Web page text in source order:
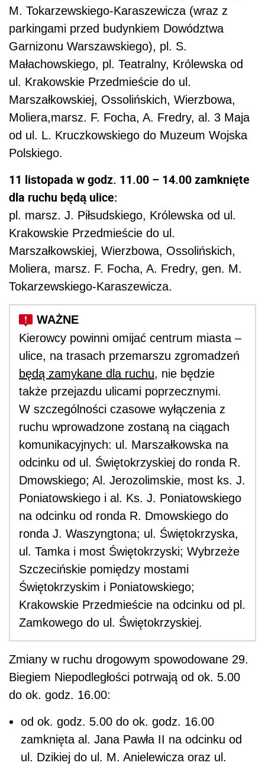
M. Tokarzewskiego-Karaszewicza (wraz z
parkingami przed budynkiem Dowództwa
Garnizonu Warszawskiego), pl. S.
Małachowskiego, pl. Teatralny, Królewska od
ul. Krakowskie Przedmieście do ul.
Marszałkowskiej, Ossolińskich, Wierzbowa,
Moliera,marsz. F. Focha, A. Fredry, al. 3 Maja
od ul. L. Kruczkowskiego do Muzeum Wojska
Polskiego.
11 listopada w godz. 11.00 – 14.00 zamknięte
dla ruchu będą ulice:
pl. marsz. J. Piłsudskiego, Królewska od ul.
Krakowskie Przedmieście do ul.
Marszałkowskiej, Wierzbowa, Ossolińskich,
Moliera, marsz. F. Focha, A. Fredry, gen. M.
Tokarzewskiego-Karaszewicza.
Kierowcy powinni omijać centrum miasta –
ulice, na trasach przemarszu zgromadzeń
będą zamykane dla ruchu, nie będzie
także przejazdu ulicami poprzecznymi.
W szczególności czasowe wyłączenia z
ruchu wprowadzone zostaną na ciągach
komunikacyjnych: ul. Marszałkowska na
odcinku od ul. Świętokrzyskiej do ronda R.
Dmowskiego; Al. Jerozolimskie, most ks. J.
Poniatowskiego i al. Ks. J. Poniatowskiego
na odcinku od ronda R. Dmowskiego do
ronda J. Waszyngtona; ul. Świętokrzyska,
ul. Tamka i most Świętokrzyski; Wybrzeże
Szczecińskie pomiędzy mostami
Świętokrzyskim i Poniatowskiego;
Krakowskie Przedmieście na odcinku od pl.
Zamkowego do ul. Świętokrzyskiej.
Zmiany w ruchu drogowym spowodowane 29.
Biegiem Niepodległości potrwają od ok. 5.00
do ok. godz. 16.00:
od ok. godz. 5.00 do ok. godz. 16.00
zamknięta al. Jana Pawła II na odcinku od
ul. Dzikiej do ul. M. Anielewicza oraz ul.